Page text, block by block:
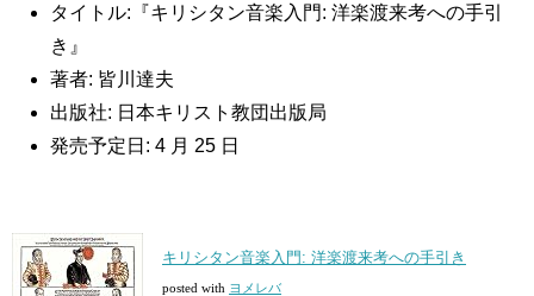
タイトル:『キリシタン音楽入門: 洋楽渡来考への手引
き』
著者: 皆川達夫
出版社: 日本キリスト教団出版局
発売予定日: 4 月 25 日
キリシタン音楽入門: 洋楽渡来考への手引き
posted with ヨメレバ